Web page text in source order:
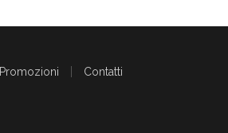
Promozioni Contatti